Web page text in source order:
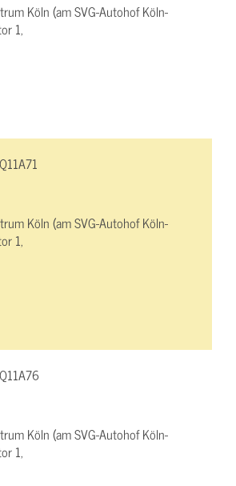
Köln (am SVG-Autohof Köln-
1,
Köln (am SVG-Autohof Köln-
1,
Köln (am SVG-Autohof Köln-
1,